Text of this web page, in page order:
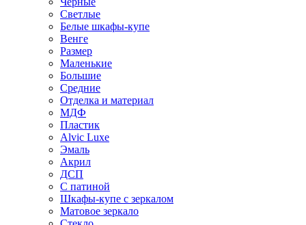
Светлые
Белые шкафы-купе
Венге
Размер
Маленькие
Большие
Средние
Отделка и материал
МДФ
Пластик
Alvic Luxe
Эмаль
Акрил
ДСП
С патиной
Шкафы-купе с зеркалом
Матовое зеркало